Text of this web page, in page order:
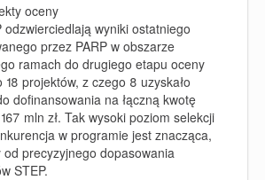
oceny
odzwierciedlają wyniki ostatniego
przez PARP w obszarze
ramach do drugiego etapu oceny
projektów, z czego 8 uzyskało
dofinansowania na łączną kwotę
mln zł. Tak wysoki poziom selekcji
w programie jest znacząca,
precyzyjnego dopasowania
STEP.